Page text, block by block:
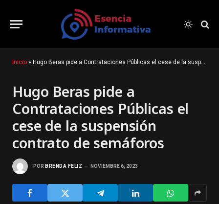
Inicio » Hugo Beras pide a Contrataciones Públicas el cese de la suspensión contrato de semáforos
Hugo Beras pide a
Contrataciones Públicas el
cese de la suspensión
contrato de semáforos
POR BRENDA FELIZ NOVIEMBRE 6, 2023